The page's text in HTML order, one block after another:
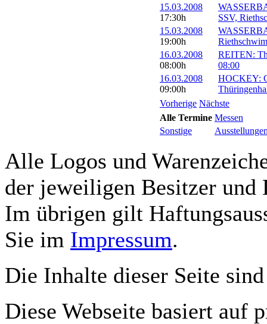
15.03.2008
17:30h
SSV,
15.03.2008
19:00h
16.03.2008
08:00h
REITEN:
08:00
16.03.2008
09:00h
HOCKEY:
Vorherige Nächste
Alle Termine Messen
Sonstige
Alle Logos und
der jeweiligen Besitzer und
Im übrigen gilt
Sie im Impressum.
Die Inhalte dieser Seite
Diese Webseite basiert auf